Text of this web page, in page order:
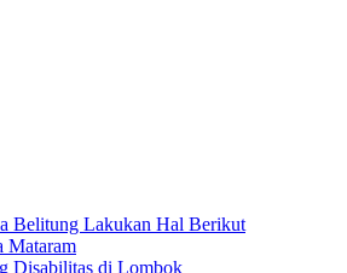
Belitung Lakukan Hal Berikut
Mataram
Disabilitas di Lombok